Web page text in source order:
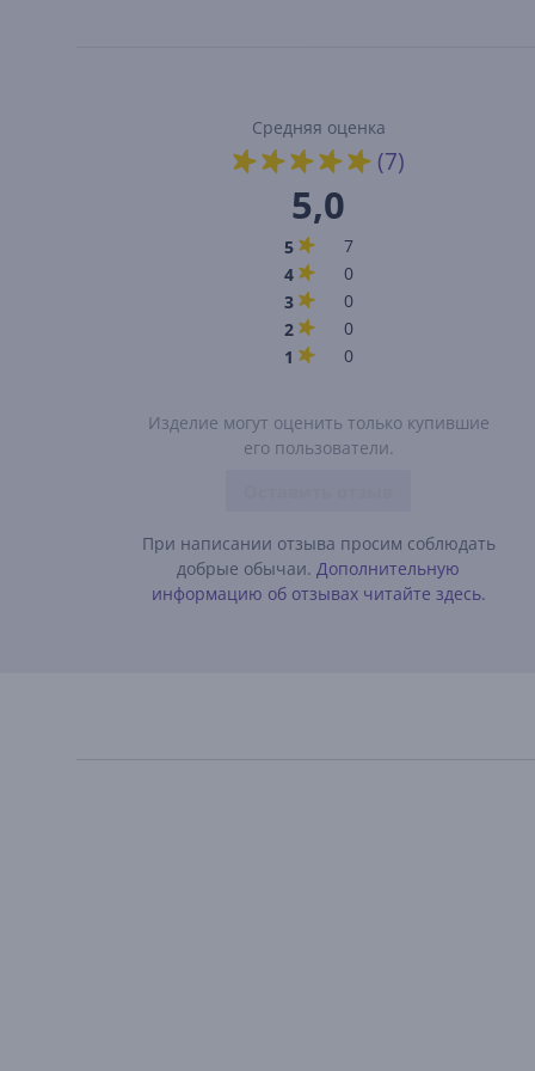
Средняя оценка
(7)
5,0
5
7
4
0
3
0
2
0
1
0
Изделие могут оценить только купившие
его пользователи.
При написании отзыва просим соблюдать
добрые обычаи.Дополнительную
информацию об отзывах читайте здесь.